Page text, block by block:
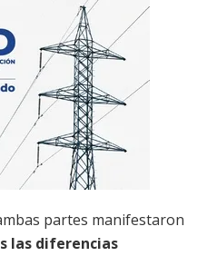
partes manifestaron
las diferencias